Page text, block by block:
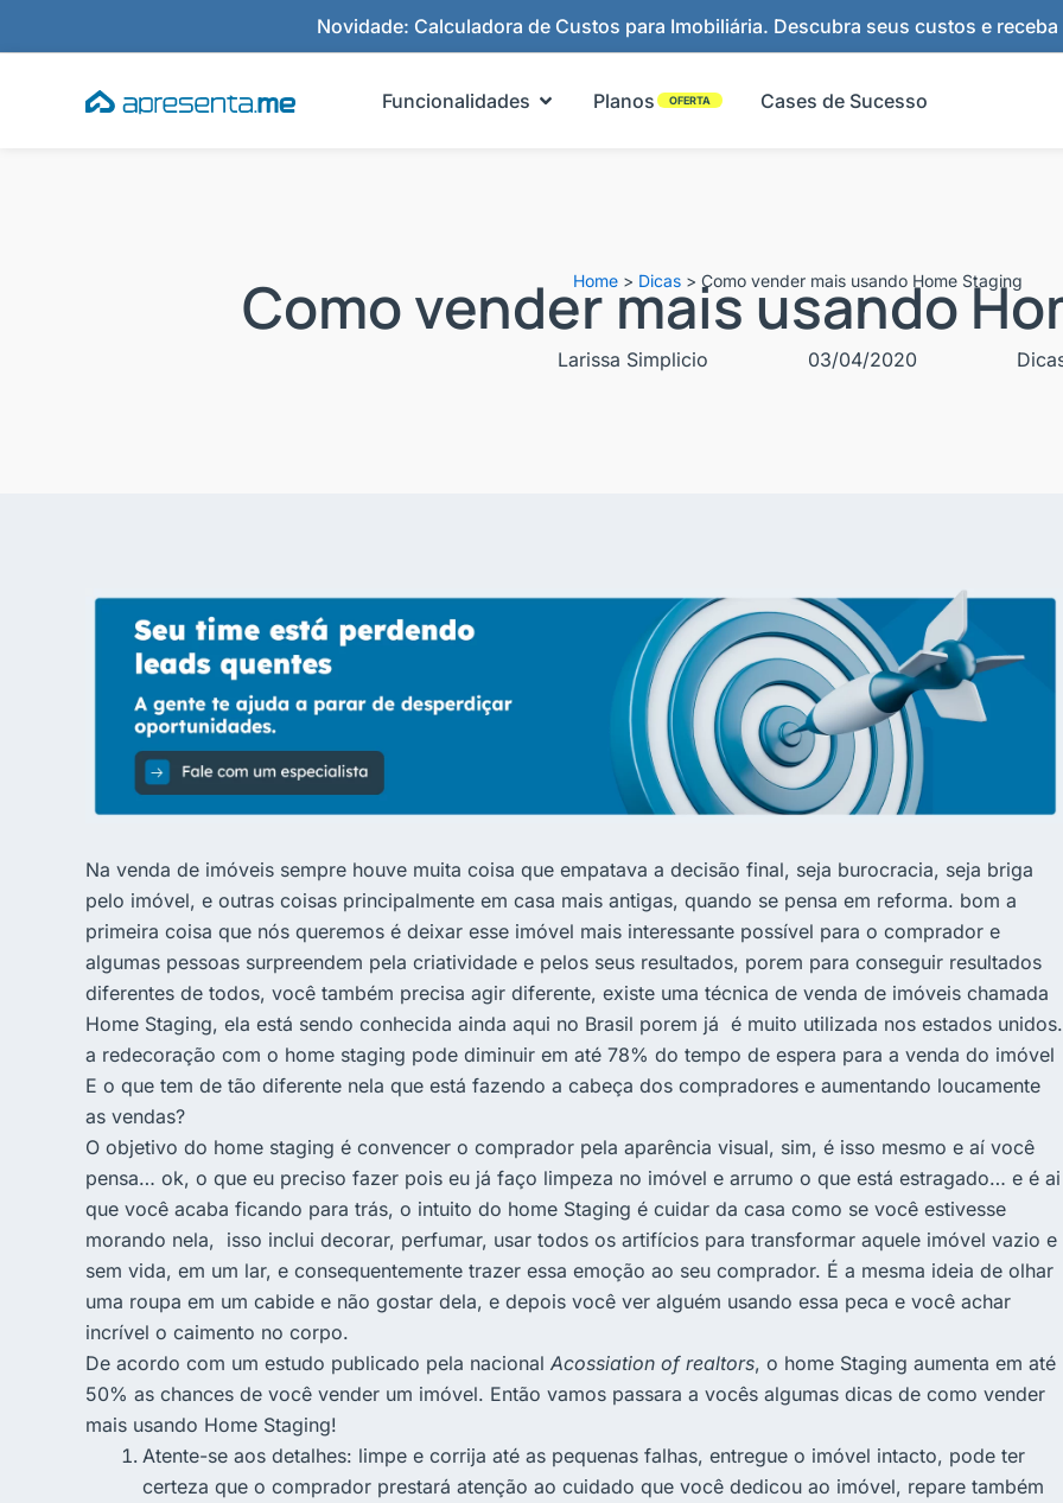
Novidade: Calculadora de Custos para Imobiliária. Descubra seus custos e
Funcionalidades Abrir Funcionalidades
Planos OFERTA Cases de Sucesso
Home> Dicas> Como vender mais usando Home Staging
Como vender mais usando
Larissa Simplicio 03/04/2020
Na venda de imóveis sempre houve muita coisa que empatava a decisão final, seja burocracia, seja briga
pelo imóvel, e outras coisas principalmente em casa mais antigas, quando se pensa em reforma. bom a
primeira coisa que nós queremos é deixar esse imóvel mais interessante possível para o comprador e
algumas pessoas surpreendem pela criatividade e pelos seus resultados, porem para conseguir resultados
diferentes de todos, você também precisa agir diferente, existe uma técnica de venda de imóveis chamada
Home Staging, ela está sendo conhecida ainda aqui no Brasil porem já é muito utilizada nos estados unidos.
a redecoração com o home staging pode diminuir em até 78% do tempo de espera para a venda do imóvel
E o que tem de tão diferente nela que está fazendo a cabeça dos compradores e aumentando loucamente
as vendas?
O objetivo do home staging é convencer o comprador pela aparência visual, sim, é isso mesmo e aí você
pensa… ok, o que eu preciso fazer pois eu já faço limpeza no imóvel e arrumo o que está estragado… e é ai
que você acaba ficando para trás, o intuito do home Staging é cuidar da casa como se você estivesse
morando nela, isso inclui decorar, perfumar, usar todos os artifícios para transformar aquele imóvel vazio e
sem vida, em um lar, e consequentemente trazer essa emoção ao seu comprador. É a mesma ideia de olhar
uma roupa em um cabide e não gostar dela, e depois você ver alguém usando essa peca e você achar
incrível o caimento no corpo.
De acordo com um estudo publicado pela nacional Acossiation of realtors, o home Staging aumenta em até
50% as chances de você vender um imóvel. Então vamos passara a vocês algumas dicas de como vender
mais usando Home Staging!
Atente-se aos detalhes: limpe e corrija até as pequenas falhas, entregue o imóvel intacto, pode ter
certeza que o comprador prestará atenção ao cuidado que você dedicou ao imóvel, repare também